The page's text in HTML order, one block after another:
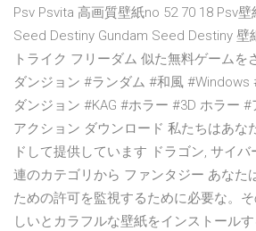
Psv Psvita 高画質壁紙no 52 70 18 Psv
Seed Destiny Gundam Seed Destiny 壁
トライク フリーダム 似た無料ゲームを
ダンジョン #ランダム #和風 #Windows
ダンジョン #KAG #ホラー #3D ホラー
アクション ダウンロード 私たちはあな
ドして提供しています ドラゴン, サイ
連のカテゴリから ファンタジー あなた
ための許可を監視するために必要な。
しいとカラフルな壁紙をインストールす